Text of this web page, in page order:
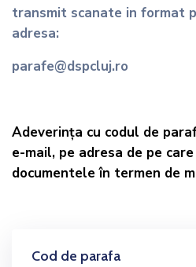
transmit scanate in format
adresa:
parafe@dspcluj.ro
Adeverința cu codul de
e-mail, pe adresa de pe
documentele în termen de
Cod de parafa